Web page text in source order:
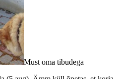
Must oma tibudega